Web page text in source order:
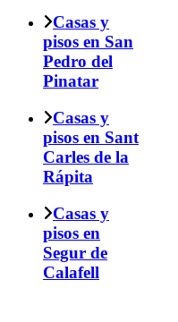
Casas y
pisos en San
Pedro del
Pinatar
Casas y
pisos en Sant
Carles de la
Rápita
Casas y
pisos en
Segur de
Calafell